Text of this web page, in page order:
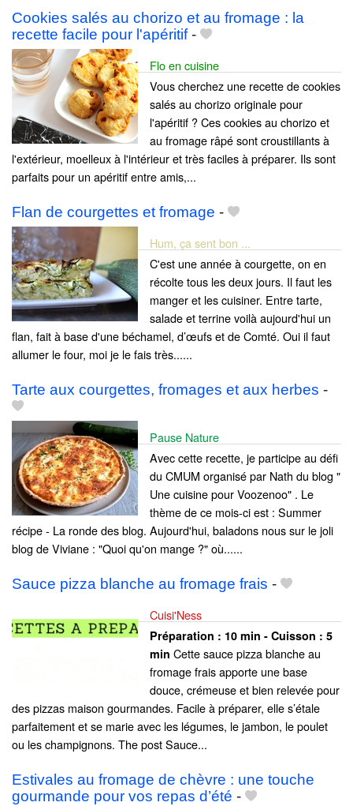
Cookies salés au chorizo et au fromage : la
recette facile pour l'apéritif-
Flo en cuisine
Vous cherchez une recette de cookies
salés au chorizo originale pour
l'apéritif ? Ces cookies au chorizo et
au fromage râpé sont croustillants à
l'extérieur, moelleux à l'intérieur et très faciles à préparer. Ils sont
parfaits pour un apéritif entre amis,...
Flan de courgettes et fromage -
Hum, ça sent bon ...
C'est une année à courgette, on en
récolte tous les deux jours. Il faut les
manger et les cuisiner. Entre tarte,
salade et terrine voilà aujourd'hui un
flan, fait à base d'une béchamel, d’œufs et de Comté. Oui il faut
allumer le four, moi je le fais très......
Tarte aux courgettes, fromages et aux herbes -
Pause Nature
Avec cette recette, je participe au défi
du CMUM organisé par Nath du blog "
Une cuisine pour Voozenoo" . Le
thème de ce mois-ci est : Summer
récipe - La ronde des blog. Aujourd'hui, baladons nous sur le joli
blog de Viviane : "Quoi qu'on mange ?" où......
Sauce pizza blanche au fromage frais -
Cuisi'Ness
Préparation : 10 min - Cuisson : 5
min Cette sauce pizza blanche au
fromage frais apporte une base
douce, crémeuse et bien relevée pour
des pizzas maison gourmandes. Facile à préparer, elle s’étale
parfaitement et se marie avec les légumes, le jambon, le poulet
ou les champignons. The post Sauce...
Estivales au fromage de chèvre : une touche
gourmande pour vos repas d’été -